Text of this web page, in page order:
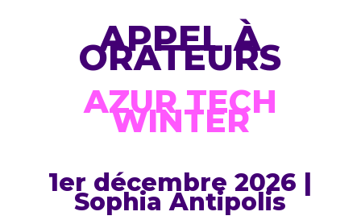
APPELÀ
ORATEURS
AZUR TECH
WINTER
1er décembre 2026 |
Sophia Antipolis